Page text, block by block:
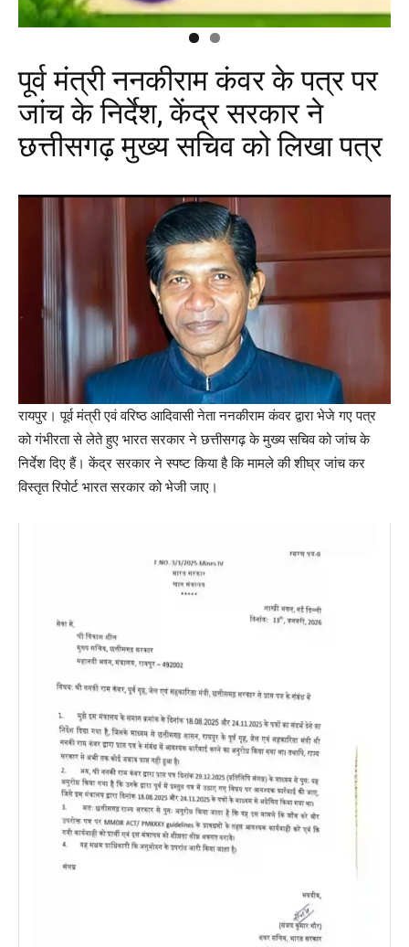
पूर्व मंत्री ननकीराम कंवर के पत्र पर
जांच के निर्देश, केंद्र सरकार ने
छत्तीसगढ़ मुख्य सचिव को लिखा पत्र
रायपुर। पूर्व मंत्री एवं वरिष्ठ आदिवासी नेता ननकीराम कंवर द्वारा भेजे गए पत्र
को गंभीरता से लेते हुए भारत सरकार ने छत्तीसगढ़ के मुख्य सचिव को जांच के
निर्देश दिए हैं। केंद्र सरकार ने स्पष्ट किया है कि मामले की शीघ्र जांच कर
विस्तृत रिपोर्ट भारत सरकार को भेजी जाए।